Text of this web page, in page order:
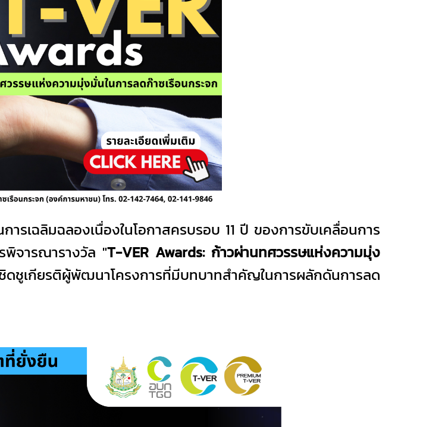
เฉลิมฉลองเนื่องในโอกาสครบรอบ 11 ปี ของการขับเคลื่อนการ
พิจารณารางวัล "T-VER Awards: ก้าวผ่านทศวรรษแห่งความมุ่ง
เกียรติผู้พัฒนาโครงการที่มีบทบาทสำคัญในการผลักดันการลด